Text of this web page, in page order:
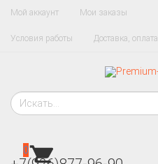
Мой аккаунт Мои заказы
Условия работы Доставка, оплата
0